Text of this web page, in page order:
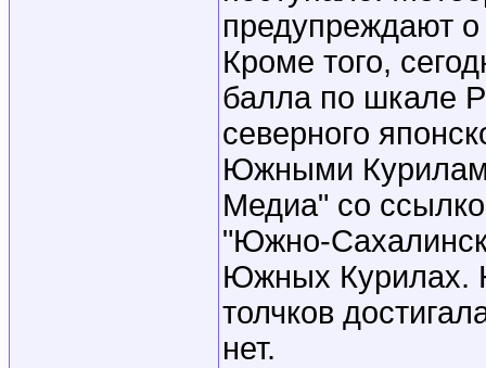
предупреждают
Кроме того,
балла по шкале
северного
Южными
Медиа" со
"Южно-
Южных Курилах.
толчков
нет.